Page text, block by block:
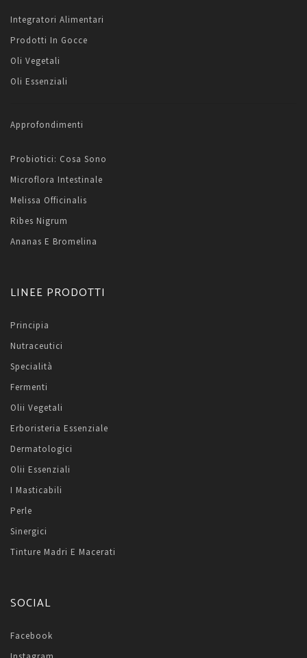
Integratori Alimentari
Prodotti In Gocce
Oli Vegetali
Oli Essenziali
Approfondimenti
Probiotici: Cosa Sono
Microflora Intestinale
Melissa Officinalis
Ribes Nigrum
Ananas E Bromelina
LINEE PRODOTTI
Principia
Nutraceutici
Specialità
Fermenti
Olii Vegetali
Erboristeria Essenziale
Dermatologici
Olii Essenziali
I Masticabili
Perle
Sinergici
Tinture Madri E Macerati
SOCIAL
Facebook